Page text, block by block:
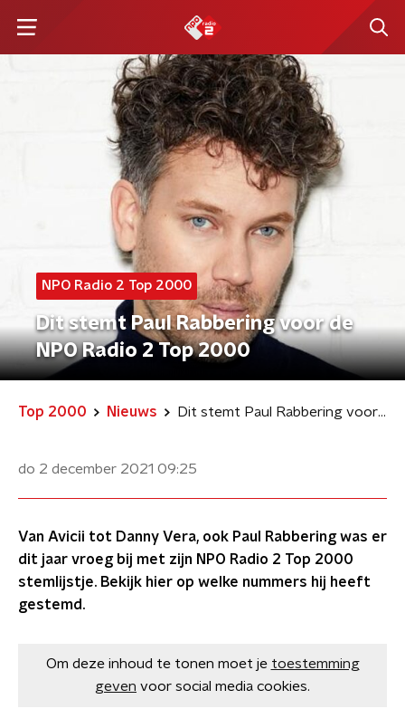
NPO Radio 2 Top 2000
Dit stemt Paul Rabbering voor de
NPO Radio 2 Top 2000
Top 2000 Nieuws Dit stemt Paul Rabbering voor de NPO Radio 2 Top 2000
do 2 december 2021 09:25
Van Avicii tot Danny Vera, ook Paul Rabbering was er
dit jaar vroeg bij met zijn NPO Radio 2 Top 2000
stemlijstje. Bekijk hier op welke nummers hij heeft
gestemd.
Om deze inhoud te tonen moet je toestemming
geven voor social media cookies.